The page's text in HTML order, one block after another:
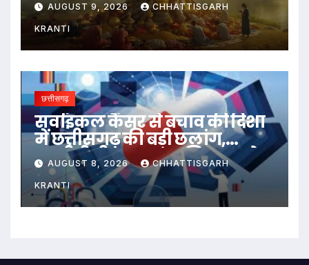
AUGUST 9, 2026 CHHATTISGARH
KRANTI
छत्तीसगढ़
सर्वाइकल कैंसर से बचाव की दिशा
में छत्तीसगढ़ की बड़ी छलांग,
एचपीवी टीकाकरण अभियान को
मिल रहा व्यापक जनसमर्थन
AUGUST 8, 2026 CHHATTISGARH
KRANTI